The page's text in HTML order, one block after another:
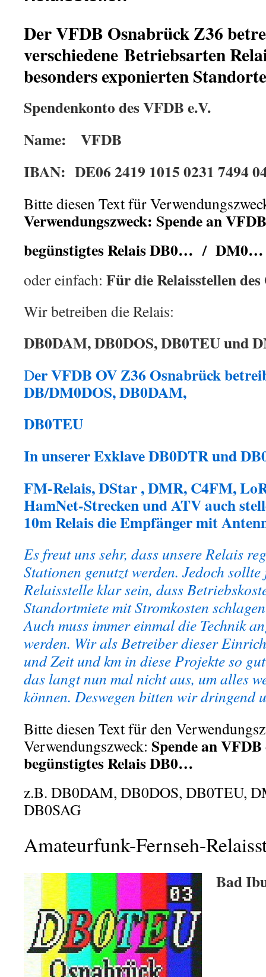
Der VFDB Osnabrück Z36
verschiedene Betriebsarten
besonders exponierten
Spendenkonto des VFDB e.V.
Name: VFDB
IBAN: DE06 2419 1015 0231 7494
Bitte diesen Text für
Verwendungszweck: Spende an
begünstigtes Relais DB0… / DM0…
oder einfach: Für die Relaisstellen
Wir betreiben die Relais:
DB0DAM, DB0DOS, DB0TEU und
Der VFDB OV Z36 Osnabrück
DB/DM0DOS, DB0DAM,
DB0TEU
In unserer Exklave DB0DTR und
FM-Relais, DStar , DMR, C4FM,
HamNet-Streckenund ATVauch
10m Relais die Empfänger mit
Es freut uns sehr, dass unsere Relais
Stationen genutzt werden. Jedoch
Relaisstelle klar sein, dass
Standortmiete mit Stromkosten
Auch muss immer einmal die Technik
werden. Wir als Betreiber dieser
und Zeit und km in diese Projekte so
das langt nun mal nicht aus, um alles
können. Deswegen bitten wir dringend
Bitte diesen Text für den
Verwendungszweck: Spende an
begünstigtes Relais DB0…
z.B. DB0DAM, DB0DOS, DB0TEU,
DB0SAG
Amateurfunk-Fernseh-
Bad